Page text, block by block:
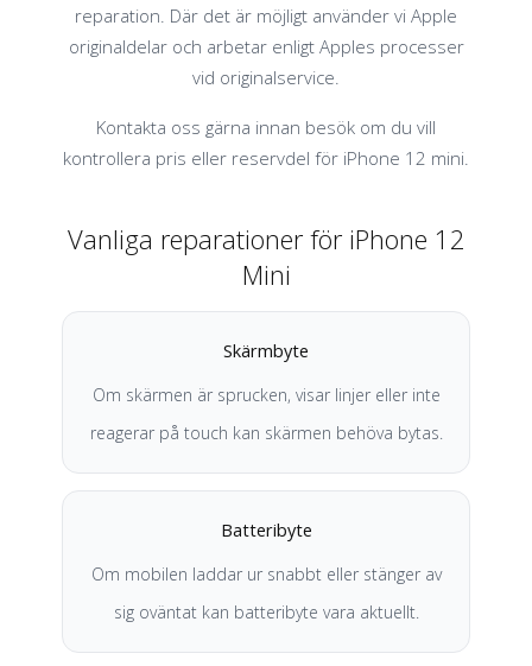
reparation. Där det är möjligt använder vi Apple
originaldelar och arbetar enligt Apples processer
vid originalservice.
Kontakta oss gärna innan besök om du vill
kontrollera pris eller reservdel för iPhone 12 mini.
Vanliga reparationer för iPhone 12
Mini
Skärmbyte
Om skärmen är sprucken, visar linjer eller inte
reagerar på touch kan skärmen behöva bytas.
Batteribyte
Om mobilen laddar ur snabbt eller stänger av
sig oväntat kan batteribyte vara aktuellt.